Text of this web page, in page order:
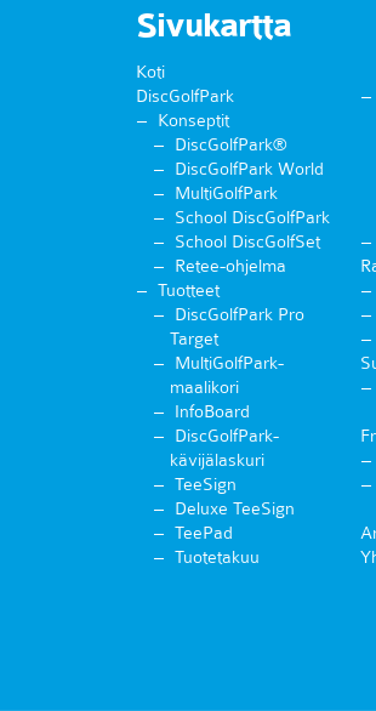
Sivukartta
Koti
DiscGolfPark
Konseptit
DiscGolfPark®
DiscGolfPark World
MultiGolfPark
School DiscGolfPark
School DiscGolfSet
Retee-ohjelma
Tuotteet
DiscGolfPark Pro
Target
MultiGolfPark-
maalikori
InfoBoard
DiscGolfPark-
kävijälaskuri
TeeSign
Deluxe TeeSign
TeePad
Tuotetakuu